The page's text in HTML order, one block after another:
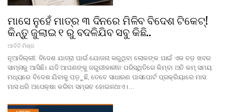
ମାସେ ନୁହେଁ ମାତ୍ର ୩ ଦିନରେ ମିଳିବ ବିଦେଶ ଟିକେଟ୍!
କିନ୍ତୁ ଜୁଲାଇ ୧ ରୁ ବଦଳିଯିବ ସବୁ କିଛି..
ଆଦିତି ମିଶ୍ର
ନୂଆଦିଲ୍ଲୀ: ବିଦେଶ ଯାତ୍ରା ପାଇଁ ଯୋଜନା କରୁଥିବା ଲୋକଙ୍କ ପାଇଁ ଏକ ବଡ଼ ଖବର
ସାମ୍ନାକୁ ଆସିଛି। ଯଦି ଆପଣଙ୍କୁ ଜରୁରୀକାଳୀନ ପରିସ୍ଥିତିରେ କିମ୍ବା ଅତି କମ୍ ସମୟ
ମଧ୍ୟରେ ବିଦେଶ ଯିବାକୁ ପଡ଼ୁଛି, ତେବେ ସାଧାରଣ ପାସପୋର୍ଟ ପ୍ରକ୍ରିୟାରେ ମାସ
ମାସ ଧରି ଅପେକ୍ଷା କରିବା ସମ୍ଭବ ହୋଇନଥାଏ।…